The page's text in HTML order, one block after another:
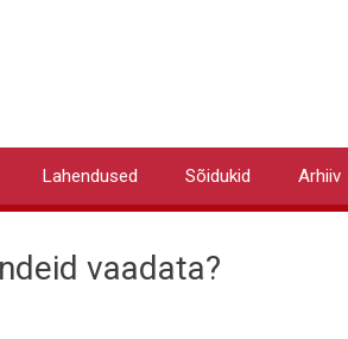
Lahendused Sõidukid Arhiiv
vaadata?